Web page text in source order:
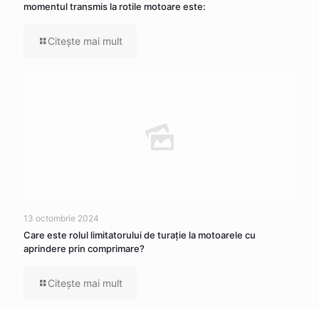
momentul transmis la rotile motoare este:
Citeşte mai mult
13 octombrie 2024
Care este rolul limitatorului de turație la motoarele cu
aprindere prin comprimare?
Citeşte mai mult